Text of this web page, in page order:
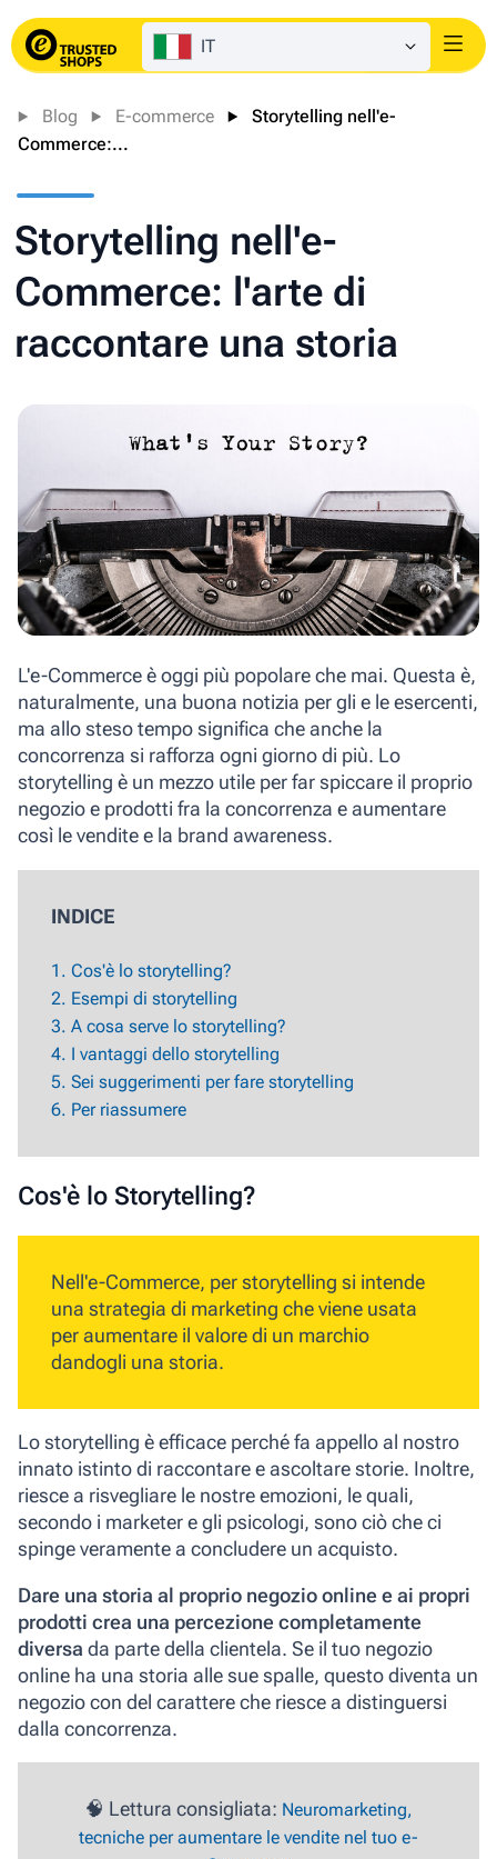
IT Login
Blog E-commerce
Storytelling nell'e-
Commerce:...
Storytelling nell'e-
Commerce: l'arte di
raccontare una storia
L'e-Commerce è oggi più popolare che mai. Questa è,
naturalmente, una buona notizia per gli e le esercenti,
ma allo steso tempo significa che anche la
concorrenza si rafforza ogni giorno di più. Lo
storytelling è un mezzo utile per far spiccare il proprio
negozio e prodotti fra la concorrenza e aumentare
così le vendite e la brand awareness.
INDICE
1. Cos'è lo storytelling?
2. Esempi di storytelling
3. A cosa serve lo storytelling?
4. I vantaggi dello storytelling
5. Sei suggerimenti per fare storytelling
6. Per riassumere
Cos'è lo Storytelling?
Nell'e-Commerce, perstorytelling si intende
una strategia di marketing che viene usata
per aumentare il valore di un marchio
dandogli una storia.
Lo storytelling è efficace perché fa appello al nostro
innato istinto di raccontare e ascoltare storie. Inoltre,
riesce a risvegliare le nostre emozioni, le quali,
secondo i marketer e gli psicologi, sono ciò che ci
spinge veramente a concludere un acquisto.
Dare una storia al proprio negozio online e ai propri
prodotti crea una percezione completamente
diversa da parte della clientela. Se il tuo negozio
online ha una storia alle sue spalle, questo diventa un
negozio con del carattere che riesce a distinguersi
dalla concorrenza.
🧠 Lettura consigliata: Neuromarketing,
tecniche per aumentare le vendite nel tuo e-